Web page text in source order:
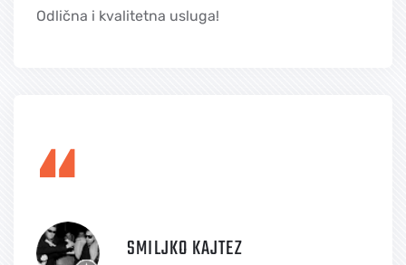
Odlična i kvalitetna usluga!
“ SMILJKO KAJTEZ